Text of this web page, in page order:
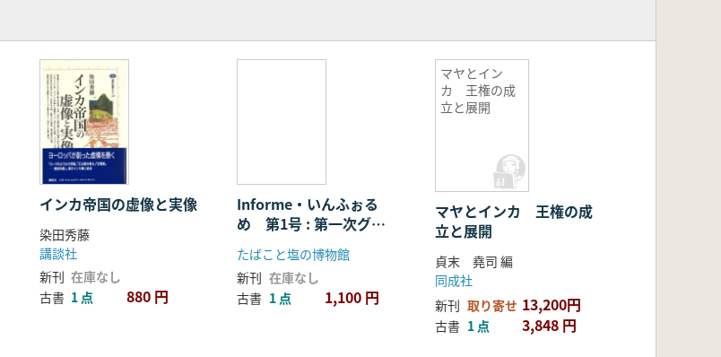
インカ帝国の虚像と実像
染田秀藤
講談社
新刊 在庫なし
古書 1 点 880 円
Informe・いんふぉる
め 第1号 : 第一次グァ
テマラ考古学調査報告
たばこと塩の博物館
新刊 在庫なし
古書 1 点 1,100 円
マヤとイン
カ 王権の成
立と展開
マヤとインカ 王権の成
立と展開
貞末 堯司 編
同成社
新刊 取り寄せ 13,200円
古書 1 点 3,848 円